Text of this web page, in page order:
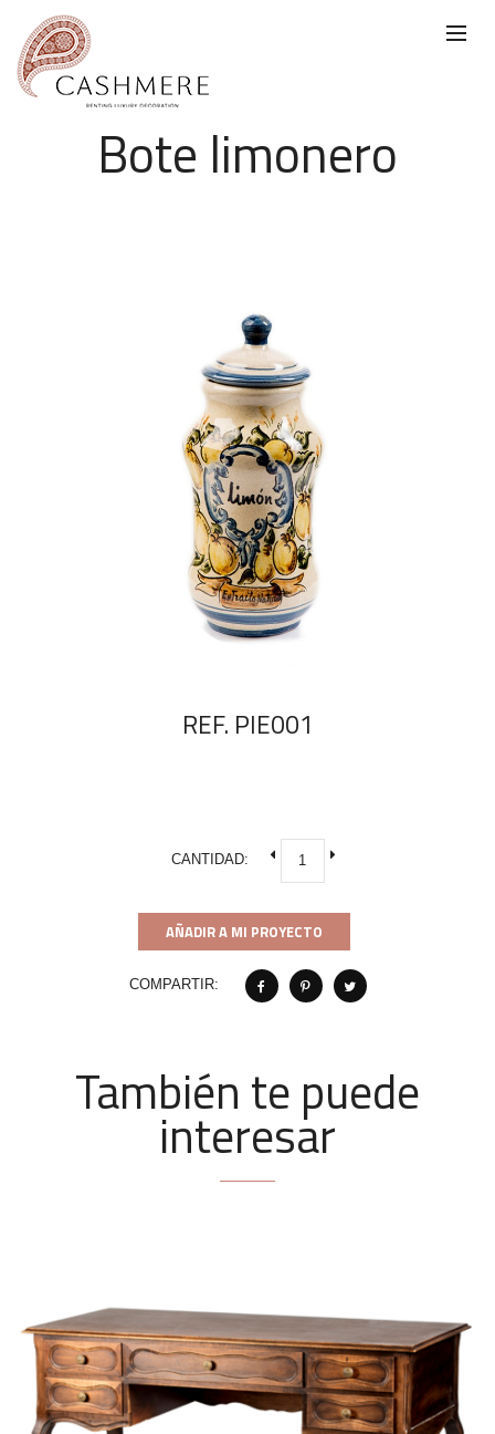
Bote limonero
REF. PIE001
CANTIDAD:
AÑADIR A MI PROYECTO
COMPARTIR:
También te puede
interesar